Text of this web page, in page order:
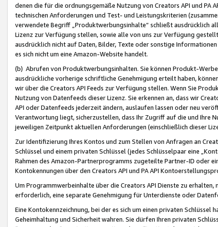
denen die für die ordnungsgemäße Nutzung von Creators API und PA
technischen Anforderungen und Test- und Leistungskriterien
verwendete Begriff „Produktwerbungsinhalte“ schließt ausdrücklich
Lizenz zur Verfügung stellen, sowie alle von uns zur Verfügung
ausdrücklich nicht auf Daten, Bilder, Texte oder sonstige
es sich nicht um eine Amazon-Website handelt.
(b) Abrufen von Produktwerbungsinhalten. Sie können Produkt-
ausdrückliche vorherige schriftliche Genehmigung erteilt haben,
wir über die Creators API Feeds zur Verfügung stellen. Wenn Sie
Nutzung von Datenfeeds dieser Lizenz. Sie erkennen an, dass wir
API oder Datenfeeds jederzeit ändern, auslaufen lassen oder neu
Verantwortung liegt, sicherzustellen, dass Ihr Zugriff auf die und Ihre
jeweiligen Zeitpunkt aktuellen Anforderungen (einschließlich dieser
Zur Identifizierung Ihres Kontos und zum Stellen von Anfragen an
Schlüssel und einem privaten Schlüssel (jedes Schlüsselpaar eine
Rahmen des Amazon-Partnerprogramms zugeteilte Partner-ID oder
Kontokennungen über den Creators API und PA API
Um Programmwerbeinhalte über die Creators API Dienste zu
erforderlich, eine separate Genehmigung für Unterdienste oder
Eine Kontokennzeichnung, bei der es sich um einen privaten
Geheimhaltung und Sicherheit wahren. Sie dürfen Ihren privaten